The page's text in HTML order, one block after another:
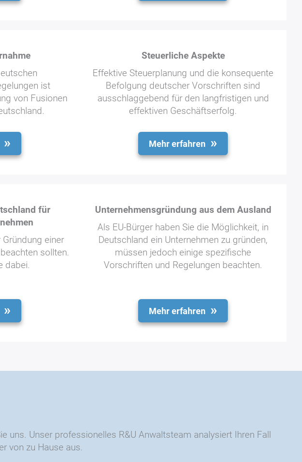
ist
von Fusionen
Steuerliche Aspekte
Effektive Steuerplanung und die konsequente
Befolgung deutscher Vorschriften sind
ausschlaggebend für den langfristigen und
effektiven Geschäftserfolg.
Mehr erfahren
für
einer
sollten.
dabei.
Unternehmensgründung aus dem Ausland
Als EU-Bürger haben Sie die Möglichkeit, in
Deutschland ein Unternehmen zu gründen,
müssen jedoch einige spezifische
Vorschriften und Regelungen beachten.
Mehr erfahren
uns. Unser professionelles R&U Anwaltsteam analysiert Ihren Fall
von zu Hause aus.